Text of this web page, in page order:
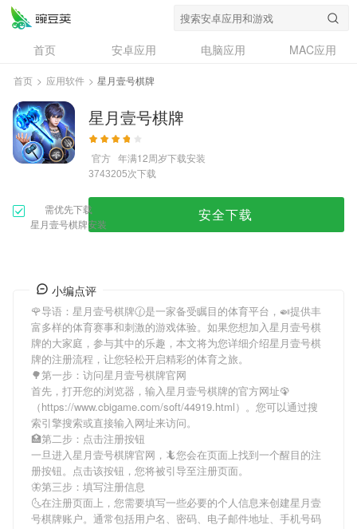
首页 安卓应用 电脑应用
MAC应用
资讯
专题
问答
首页 > 应用软件 > 星月壹号棋牌
星月壹号棋牌
官方 年满12周岁下载安装
3743205次下载
需优先下载
星月壹号棋牌安装
安全下载
小编点评
🌹导语： 星月壹号棋牌🕜是一家备受瞩目的体育平台，🍛提供丰
富多样的体育赛事和刺激的游戏体验。如果您想加入星月壹号棋
牌的大家庭，参与其中的乐趣，本文将为您详细介绍星月壹号棋
牌的注册流程，让您轻松开启精彩的体育之旅。
🌳第一步：访问星月壹号棋牌官网
首先，打开您的浏览器，输入星月壹号棋牌的官方网址🦚
（https://www.cbigame.com/soft/44919.html）。您可以通过搜
索引擎搜索或直接输入网址来访问。
🏥第二步：点击注册按钮
一旦进入星月壹号棋牌官网，🦎您会在页面上找到一个醒目的注
册按钮。点击该按钮，您将被引导至注册页面。
🦋第三步：填写注册信息
🌜在注册页面上，您需要填写一些必要的个人信息来创建星月壹
号棋牌账户。通常包括用户名、密码、电子邮件地址、手机号码